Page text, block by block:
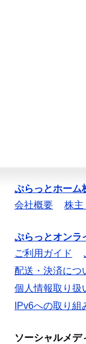
ぷらっとホーム
会社概要
株主
ぷらっとオンラ
ご利用ガイド
配送・決済につ
個人情報取り扱
IPv6への取り組
ソーシャルメデ